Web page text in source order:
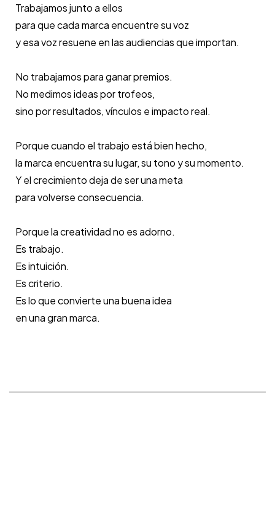
Trabajamos junto a ellos
para que cada marca encuentre su voz
y esa voz resuene en las audiencias que importan.
No trabajamos para ganar premios.
No medimos ideas por trofeos,
sino por resultados, vínculos e impacto real.
Porque cuando el trabajo está bien hecho,
la marca encuentra su lugar, su tono y su momento.
Y el crecimiento deja de ser una meta
para volverse consecuencia.
Porque la creatividad no es adorno.
Es trabajo.
Es intuición.
Es criterio.
Es lo que convierte una buena idea
en una gran marca.